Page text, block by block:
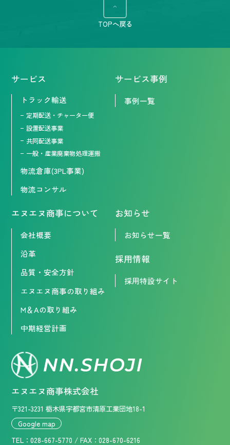
サービス
トラック輸送
定期配送・チャーター便
設置配送事業
共同配送事業
一般・産業廃棄物処理運搬
物流倉庫(3PL事業)
物流コンサル
サービス事例
事例一覧
エヌエヌ商事について
会社概要
沿革
品質・安全方針
エヌエヌ商事の取り組み
M＆Aの取り組み
中期経営計画
お知らせ
お知らせ一覧
採用情報
採用特設サイト
エヌエヌ商事株式会社
〒321-3231 栃木県宇都宮市清原工業団地18-1
Google map
TEL：028-667-5770 / FAX：028-670-6216
TOPへ戻る